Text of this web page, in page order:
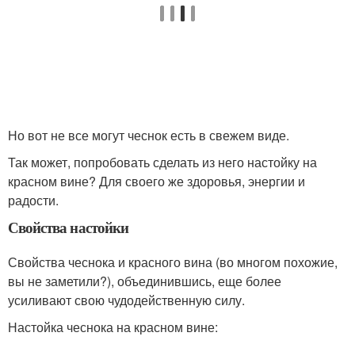
Но вот не все могут чеснок есть в свежем виде.
Так может, попробовать сделать из него настойку на
красном вине? Для своего же здоровья, энергии и
радости.
Свойства настойки
Свойства чеснока и красного вина (во многом похожие,
вы не заметили?), объединившись, еще более
усиливают свою чудодейственную силу.
Настойка чеснока на красном вине: